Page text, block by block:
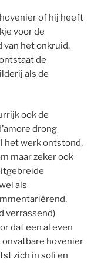
of hij heeft
voor de
van het onkruid.
de
als de
ook de
drong
het werk ontstond,
maar zeker ook
als
verrassend)
dat een al even
hovenier
zich in soli en